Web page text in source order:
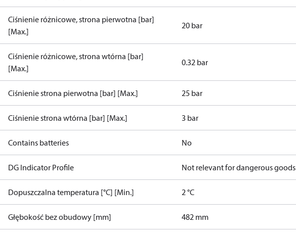
Ciśnienie różnicowe, strona pierwotna [bar]
[Max.]
20 bar
Ciśnienie różnicowe, strona wtórna [bar]
[Max.]
0.32 bar
Ciśnienie strona pierwotna [bar] [Max.] 25 bar
Ciśnienie strona wtórna [bar] [Max.] 3 bar
Contains batteries No
DG Indicator Profile Not relevant for dangerous goods
Dopuszczalna temperatura [°C] [Min.] 2 °C
Głębokość bez obudowy [mm] 482 mm